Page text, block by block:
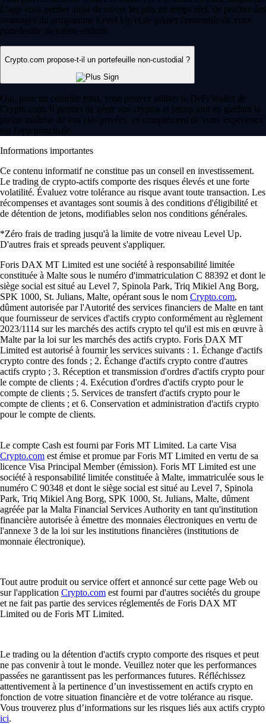
L'app vous permet aussi de suivre les prix en temps réel, de profiter des
avantages du programme Level Up et de piloter l'ensemble de votre
portefeuille au même endroit.
Crypto.com propose-t-il un portefeuille non-custodial ?
Oui, pour un contrôle total, vous pouvez utiliser le DeFi Wallet de
Crypto.com. Il permet de gérer vos cryptos et jetons tout en gardant la
pleine maîtrise de vos clés privées, en complément de votre expérience
sur l'app principale.
Informations importantes
Ce contenu informatif ne constitue pas un conseil en investissement.
Le trading de crypto-actifs comporte des risques élevés et une forte
volatilité. Évaluez votre tolérance au risque avant toute transaction. Les
récompenses et avantages sont soumis à des conditions d'éligibilité et
de détention de jetons, modifiables selon nos conditions générales.
*Zéro frais de trading jusqu'à la limite de votre niveau Level Up.
D'autres frais et spreads peuvent s'appliquer.
Foris DAX MT Limited est une société à responsabilité limitée
constituée à Malte sous le numéro d'immatriculation C 88392 et dont le
siège social est situé au Level 7, Spinola Park, Triq Mikiel Ang Borg,
SPK 1000, St. Julians, Malte, opérant sous le nom Crypto.com,
dûment autorisée par l'Autorité des services financiers de Malte en tant
que fournisseur de services d'actifs crypto conformément au règlement
2023/1114 sur les marchés des actifs crypto tel qu'il est mis en œuvre à
Malte par la loi sur les marchés des actifs crypto. Foris DAX MT
Limited est autorisé à fournir les services suivants : 1. Échange d'actifs
crypto contre des fonds ; 2. Échange d'actifs crypto contre d'autres
actifs crypto ; 3. Réception et transmission d'ordres d'actifs crypto pour
le compte de clients ; 4. Exécution d'ordres d'actifs crypto pour le
compte de clients ; 5. Services de transfert d'actifs crypto pour le
compte de clients ; et 6. Conservation et administration d'actifs crypto
pour le compte de clients.
Le compte Cash est fourni par Foris MT Limited. La carte Visa
Crypto.com est émise et promue par Foris MT Limited en vertu de sa
licence Visa Principal Member (émission). Foris MT Limited est une
société à responsabilité limitée constituée à Malte, immatriculée sous le
numéro C 90348 et dont le siège social est situé au Level 7, Spinola
Park, Triq Mikiel Ang Borg, SPK 1000, St. Julians, Malte, dûment
agréée par la Malta Financial Services Authority en tant qu'institution
financière autorisée à émettre des monnaies électroniques en vertu de
l'annexe 3 de la loi sur les institutions financières (institutions de
monnaie électronique).
Tout autre produit ou service offert et annoncé sur cette page Web ou
sur l'application Crypto.com est fourni par d'autres sociétés du groupe
et ne fait pas partie des services réglementés de Foris DAX MT
Limited ou de Foris MT Limited.
Le trading ou la détention d'actifs crypto comporte des risques et peut
ne pas convenir à tout le monde. Veuillez noter que les performances
passées ne garantissent pas les performances futures. Réfléchissez
attentivement à la pertinence d’un investissement en actifs crypto en
fonction de votre situation financière et de votre tolérance au risque.
Vous trouverez plus d’informations sur les risques liés aux actifs crypto
ici.